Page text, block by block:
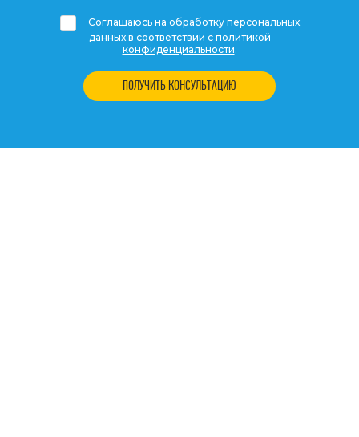
Соглашаюсь на обработку персональных
данных в соответствии с политикой
конфиденциальности.
ПОЛУЧИТЬ КОНСУЛЬТАЦИЮ